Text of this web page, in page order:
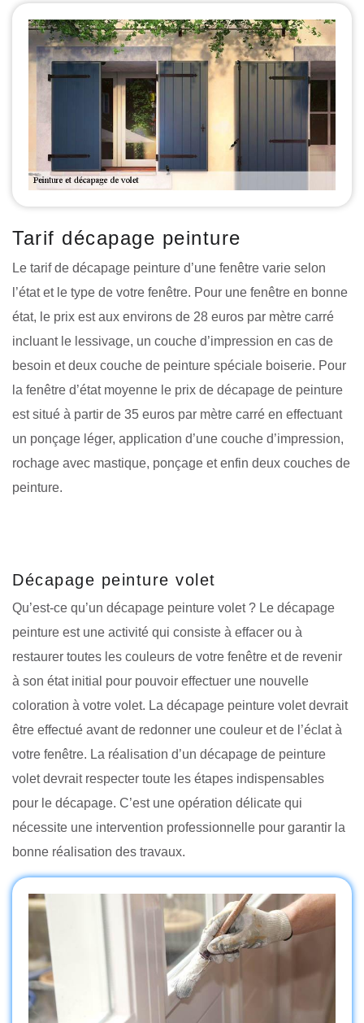
Tarif décapage peinture
Le tarif de décapage peinture d’une fenêtre varie selon
l’état et le type de votre fenêtre. Pour une fenêtre en bonne
état, le prix est aux environs de 28 euros par mètre carré
incluant le lessivage, un couche d’impression en cas de
besoin et deux couche de peinture spéciale boiserie. Pour
la fenêtre d’état moyenne le prix de décapage de peinture
est situé à partir de 35 euros par mètre carré en effectuant
un ponçage léger, application d’une couche d’impression,
rochage avec mastique, ponçage et enfin deux couches de
peinture.
Décapage peinture volet
Qu’est-ce qu’un décapage peinture volet ? Le décapage
peinture est une activité qui consiste à effacer ou à
restaurer toutes les couleurs de votre fenêtre et de revenir
à son état initial pour pouvoir effectuer une nouvelle
coloration à votre volet. La décapage peinture volet devrait
être effectué avant de redonner une couleur et de l’éclat à
votre fenêtre. La réalisation d’un décapage de peinture
volet devrait respecter toute les étapes indispensables
pour le décapage. C’est une opération délicate qui
nécessite une intervention professionnelle pour garantir la
bonne réalisation des travaux.